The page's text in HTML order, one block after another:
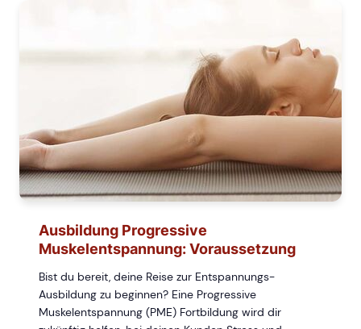
Ausbildung Progressive
Muskelentspannung: Voraussetzung
Bist du bereit, deine Reise zur Entspannungs-
Ausbildung zu beginnen? Eine Progressive
Muskelentspannung (PME) Fortbildung wird dir